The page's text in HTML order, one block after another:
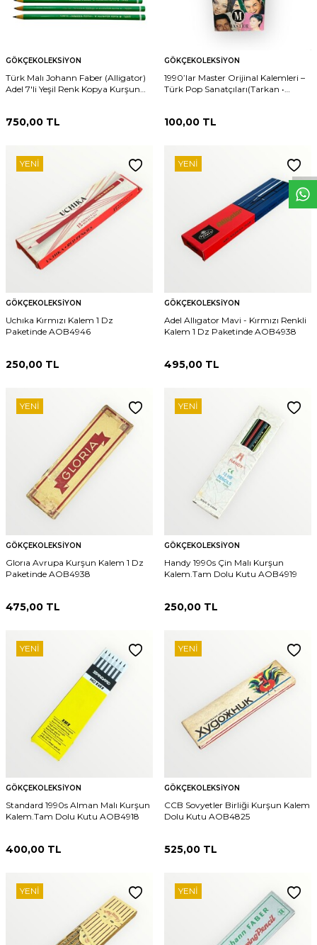
W
h
t
s
p
p
D
e
s
e
H
a
t
t
GÖKÇEKOLEKSIYON
Türk Malı Johann Faber (Alligator)
Adel 7'li Yeşil Renk Kopya Kurşun
750,00 TL
GÖKÇEKOLEKSIYON
1990’lar Master Orijinal Kalemleri –
Türk Pop Sanatçıları(Tarkan •
Adetli SatılırAOB6121
100,00 TL
YENI
GÖKÇEKOLEKSIYON
Uchıka Kırmızı Kalem 1 Dz
Paketinde AOB4946
250,00 TL
YENI
GÖKÇEKOLEKSIYON
Adel Allıgator Mavi - Kırmızı Renkli
Kalem 1 Dz Paketinde AOB4938
495,00 TL
YENI
GÖKÇEKOLEKSIYON
Glorıa Avrupa Kurşun Kalem 1 Dz
Paketinde AOB4938
475,00 TL
YENI
GÖKÇEKOLEKSIYON
Handy 1990s Çin Malı Kurşun
Kalem.Tam Dolu Kutu AOB4919
250,00 TL
YENI
GÖKÇEKOLEKSIYON
Standard 1990s Alman Malı Kurşun
Kalem.Tam Dolu Kutu AOB4918
400,00 TL
YENI
GÖKÇEKOLEKSIYON
CCB Sovyetler Birliği Kurşun Kalem
Dolu Kutu AOB4825
525,00 TL
YENI YENI